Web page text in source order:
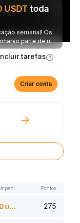
USDT toda
semanal! Os
parte de um
tarefas
Criar conta
Recompensas Pontos
USDT 275